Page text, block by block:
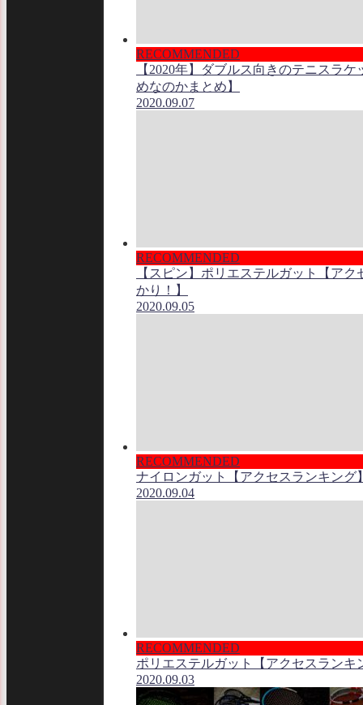
RECOMMENDED
【2020年】ダブルス向きのテニスラ
めなのかまとめ】
2020.09.07
RECOMMENDED
【スピン】ポリエステルガット【ア
かり！】
2020.09.05
RECOMMENDED
ナイロンガット【アクセスランキン
2020.09.04
RECOMMENDED
ポリエステルガット【アクセスラン
2020.09.03